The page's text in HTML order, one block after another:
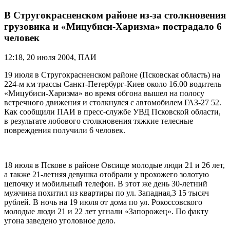
В Стругокрасненском районе из-за столкновения
грузовика и «Мицубиси-Харизма» пострадало 6
человек
12:18, 20 июля 2004, ПАИ
19 июля в Стругокрасненском районе (Псковская область) на
224-м км трассы Санкт-Петербург-Киев около 16.00 водитель
«Мицубиси-Харизма» во время обгона вышел на полосу
встречного движения и столкнулся с автомобилем ГАЗ-27 52.
Как сообщили ПАИ в пресс-службе УВД Псковской области,
в результате лобового столкновения тяжкие телесные
повреждения получили 6 человек.
18 июля в Пскове в районе Овсище молодые люди 21 и 26 лет,
а также 21-летняя девушка отобрали у прохожего золотую
цепочку и мобильный телефон. В этот же день 30-летний
мужчина похитил из квартиры по ул. Западная,3 15 тысяч
рублей. В ночь на 19 июля от дома по ул. Рокоссовского
молодые люди 21 и 22 лет угнали «Запорожец». По факту
угона заведено уголовное дело.